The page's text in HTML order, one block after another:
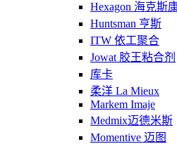
Hexagon 海克斯
Huntsman 亨斯
ITW 依工聚合
Jowat 胶王粘合剂
库卡
柔洋 La Mieux
Markem Imaje
Medmix迈德米斯
Momentive 迈图